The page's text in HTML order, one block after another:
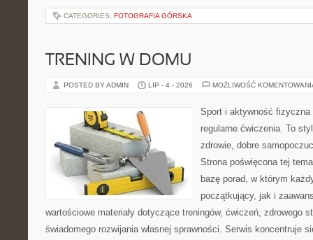
CATEGORIES: FOTOGRAFIA GÓRSKA
TRENING W DOMU
POSTED BY ADMIN LIP - 4 - 2026 MOŻLIWOŚĆ
Sport i aktywność
regularne ćwiczenia. To
zdrowie, dobre
Strona poświęcona tej
bazę porad, w którym
początkujący, jak i
wartościowe materiały dotyczące treningów, ćwiczeń, zdrowego
świadomego rozwijania własnej sprawności. Serwis koncentruje